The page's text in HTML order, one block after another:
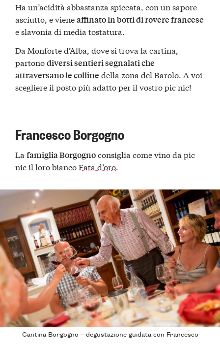
Ha un’acidità abbastanza spiccata, con un sapore
asciutto, e vieneaffinato in botti di rovere francese
e slavonia di media tostatura.
Da Monforte d’Alba, dove si trova la cartina,
partonodiversi sentieri segnalati che
attraversano le colline della zona del Barolo. A voi
scegliere il posto più adatto per il vostro pic nic!
Francesco Borgogno
Lafamiglia Borgognoconsiglia come vino da pic
nic il loro biancoFata d’oro.
Cantina Borgogno – degustazione guidata con Francesco